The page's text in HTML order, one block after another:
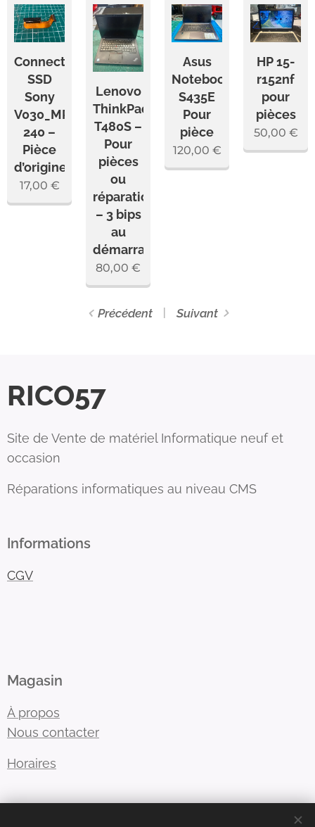
Connecteur
SSD
Sony
V030_MP_SSD_1CH1CONN_FPC-
240 –
Pièce
d’origine
17,00 €
Lenovo
ThinkPad
T480S –
Pour
pièces
ou
réparation
– 3 bips
au
démarrage
80,00 €
Asus
Notebook
S435E
Pour
pièce
120,00 €
HP 15-
r152nf
pour
pièces
50,00 €
Précédent Suivant
RICO57
Site de Vente de matériel Informatique neuf et
occasion
Réparations informatiques au niveau CMS
Informations
CGV
Magasin
À propos
Nous contacter
Horaires
contact@rico57.fr